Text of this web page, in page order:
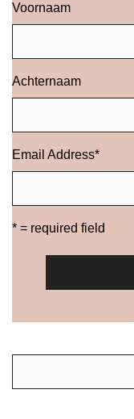
Voornaam
Achternaam
Email Address*
* = required field